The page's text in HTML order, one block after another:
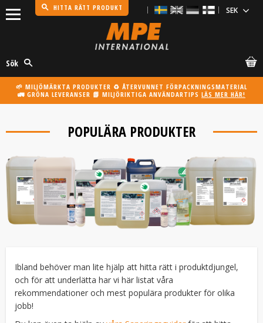
HITTA RÄTT PRODUKT
Sök
🌱 MILJÖMÄRKTA PRODUKTER ♻️ ÅTERVUNNET FÖRPACKNINGSMATERIAL
🚛 GRÖNA LEVERANSER 📗 MILJÖRIKTIGA ANVÄNDARTIPS LÄS MER HÄR!
POPULÄRA PRODUKTER
Ibland behöver man lite hjälp att hitta rätt i produktdjungel,
och för att underlätta har vi här listat våra
rekommendationer och mest populära produkter för olika
jobb!